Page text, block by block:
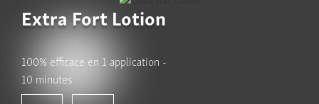
Extra Fort Lotion
100% efficace en 1 application -
10 minutes